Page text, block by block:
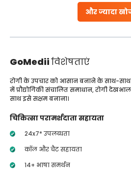
और ज्यादा
GoMediiविशेषताएं
रोगी के उपचार को आसान बनाने के साथ-साथ
में प्रौद्योगिकी संचालित समाधान, रोगी
साथ इसे सक्षम बनाना।
चिकित्सा परामर्शदाता सहायता
24x7* उपलब्धता
कॉल और चैट सहायता
14+ भाषा समर्थन